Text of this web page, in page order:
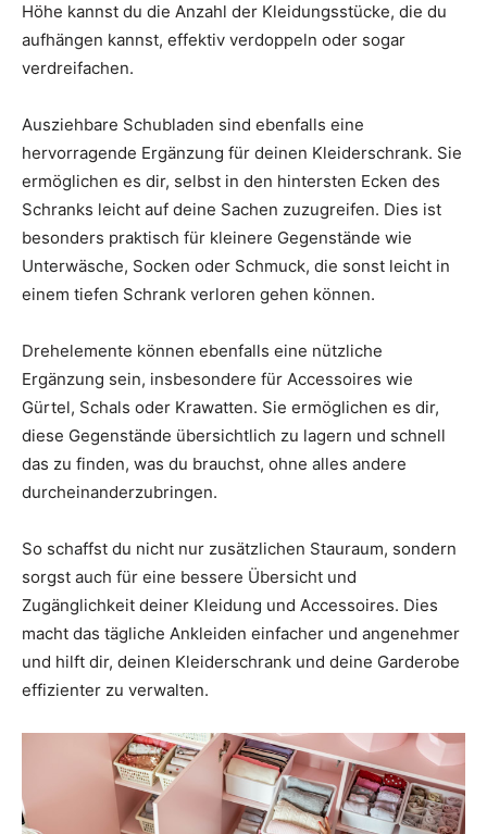
Höhe kannst du die Anzahl der Kleidungsstücke, die du
aufhängen kannst, effektiv verdoppeln oder sogar
verdreifachen.
Ausziehbare Schubladen sind ebenfalls eine
hervorragende Ergänzung für deinen Kleiderschrank. Sie
ermöglichen es dir, selbst in den hintersten Ecken des
Schranks leicht auf deine Sachen zuzugreifen. Dies ist
besonders praktisch für kleinere Gegenstände wie
Unterwäsche, Socken oder Schmuck, die sonst leicht in
einem tiefen Schrank verloren gehen können.
Drehelemente können ebenfalls eine nützliche
Ergänzung sein, insbesondere für Accessoires wie
Gürtel, Schals oder Krawatten. Sie ermöglichen es dir,
diese Gegenstände übersichtlich zu lagern und schnell
das zu finden, was du brauchst, ohne alles andere
durcheinanderzubringen.
So schaffst du nicht nur zusätzlichen Stauraum, sondern
sorgst auch für eine bessere Übersicht und
Zugänglichkeit deiner Kleidung und Accessoires. Dies
macht das tägliche Ankleiden einfacher und angenehmer
und hilft dir, deinen Kleiderschrank und deine Garderobe
effizienter zu verwalten.